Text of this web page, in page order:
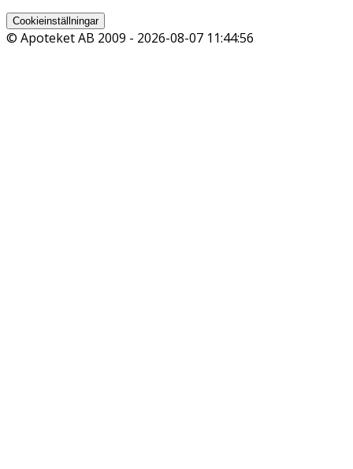
Cookieinställningar
© Apoteket AB 2009 - 2026-08-07 11:44:56